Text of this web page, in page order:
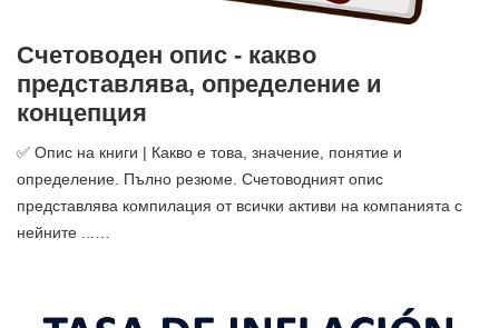
Счетоводен опис - какво
представлява, определение и
концепция
✅ Опис на книги | Какво е това, значение, понятие и
определение. Пълно резюме. Счетоводният опис
представлява компилация от всички активи на компанията с
нейните ...…